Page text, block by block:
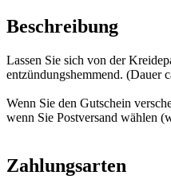
Beschreibung
Lassen Sie sich von der
entzündungshemmend. (Dauer
Wenn Sie den Gutschein
wenn Sie Postversand wählen
Zahlungsarten